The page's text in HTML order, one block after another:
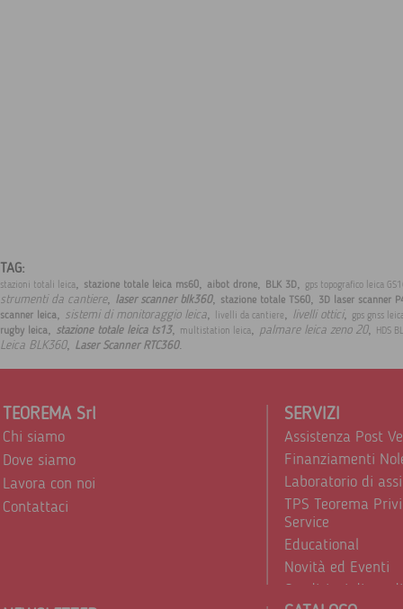
TAG:
stazioni totali leica, stazione totale leica ms60, aibot drone, BLK 3D, gps topografico leica
strumenti da cantiere, laser scanner blk360, stazione totale TS60, 3D laser scanner
scanner leica, sistemi di monitoraggio leica, livelli da cantiere, livelli ottici, gps gnss
rugby leica, stazione totale leica ts13, multistation leica, palmare leica zeno 20, HDS
Leica BLK360, Laser Scanner RTC360.
TEOREMA Srl
Chi siamo
Dove siamo
Lavora con noi
Contattaci
SERVIZI
Assistenza Post
Finanziamenti
Laboratorio di
TPS Teorema
Service
Educational
Novità ed Eventi
Condizioni di